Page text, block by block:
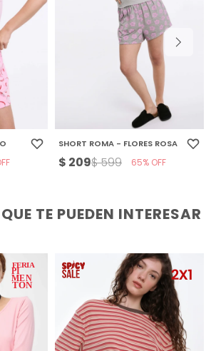
SHORT ROMA - FLORES ROSA
$ 209$599 65
TE PUEDEN INTERESAR